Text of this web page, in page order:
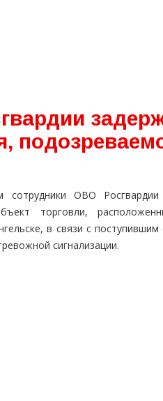
сотрудники ОВО
торговли,
в связи с
сигнализации.